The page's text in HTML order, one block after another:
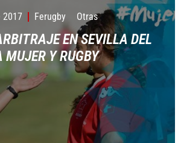
2017 Ferugby Otras
EN SEVILLA DEL
MUJER Y RUGBY